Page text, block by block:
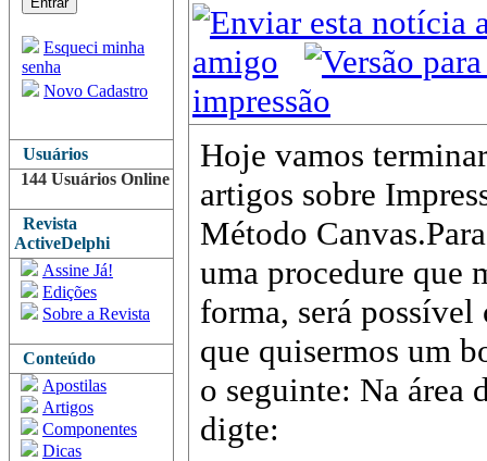
Esqueci minha
senha
Novo Cadastro
Usuários
144 Usuários Online
Revista
ActiveDelphi
Assine Já!
Edições
Sobre a Revista
Conteúdo
Apostilas
Artigos
Componentes
Dicas
amigo
impressão
Hoje vamos
artigos sobre
Método
uma procedure que
forma, será possível
que quisermos um
o seguinte: Na área
digte: